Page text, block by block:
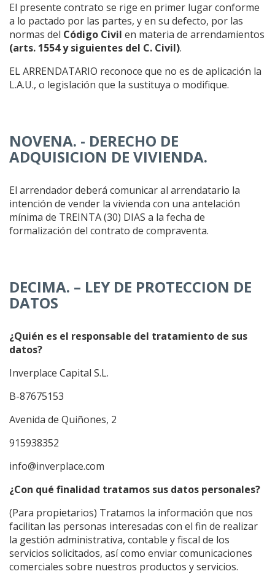
El presente contrato se rige en primer lugar conforme
a lo pactado por las partes, y en su defecto, por las
normas del Código Civil en materia de arrendamientos
(arts. 1554 y siguientes del C. Civil).
EL ARRENDATARIO reconoce que no es de aplicación la
L.A.U., o legislación que la sustituya o modifique.
NOVENA. - DERECHO DE
ADQUISICION DE VIVIENDA.
El arrendador deberá comunicar al arrendatario la
intención de vender la vivienda con una antelación
mínima de TREINTA (30) DIAS a la fecha de
formalización del contrato de compraventa.
DECIMA. – LEY DE PROTECCION DE
DATOS
¿Quién es el responsable del tratamiento de sus
datos?
Inverplace Capital S.L.
B-87675153
Avenida de Quiñones, 2
915938352
info@inverplace.com
¿Con qué finalidad tratamos sus datos personales?
(Para propietarios) Tratamos la información que nos
facilitan las personas interesadas con el fin de realizar
la gestión administrativa, contable y fiscal de los
servicios solicitados, así como enviar comunicaciones
comerciales sobre nuestros productos y servicios.